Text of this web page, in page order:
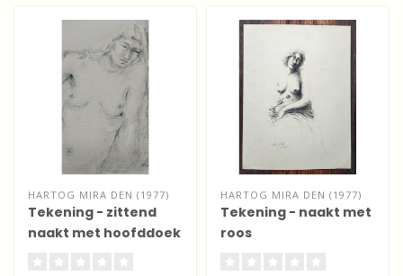
HARTOG MIRA DEN (1977)
Tekening - zittend
naakt met hoofddoek
HARTOG MIRA DEN (1977)
Tekening - naakt met
roos